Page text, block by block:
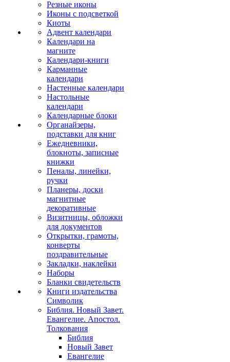
Резные иконы
Иконы с подсветкой
Киоты
Адвент календари
Календари на
магните
Календари-книги
Карманные
календари
Настенные календари
Настольные
календари
Календарные блоки
Органайзеры,
подставки для книг
Ежедневники,
блокноты, записные
книжки
Пеналы, линейки,
ручки
Планеры, доски
магнитные
декоративные
Визитницы, обложки
для документов
Открытки, грамоты,
конверты
поздравительные
Закладки, наклейки
Наборы
Бланки свидетельств
Книги издательства
Символик
Библия. Новый Завет.
Евангелие. Апостол.
Толкования
Библия
Новый Завет
Евангелие